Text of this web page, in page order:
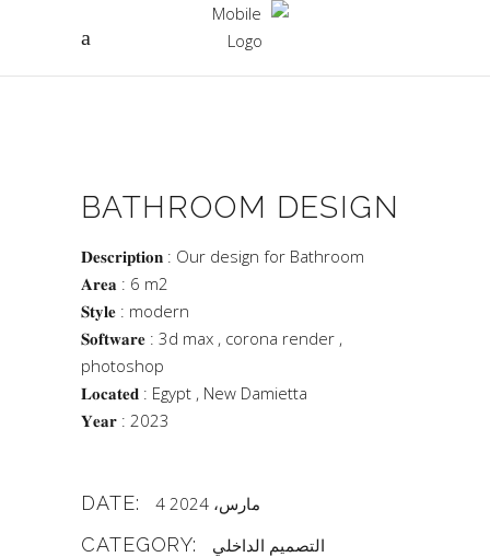
BATHROOM DESIGN
𝐃𝐞𝐬𝐜𝐫𝐢𝐩𝐭𝐢𝐨𝐧 : Our design for Bathroom
𝐀𝐫𝐞𝐚 : 6 m2
𝐒𝐭𝐲𝐥𝐞 : modern
𝐒𝐨𝐟𝐭𝐰𝐚𝐫𝐞 : 3d max , corona render ,
photoshop
𝐋𝐨𝐜𝐚𝐭𝐞𝐝 : Egypt , New Damietta
𝐘𝐞𝐚𝐫 : 2023
DATE: 4 مارس، 2024
CATEGORY:
التصميم الداخلي